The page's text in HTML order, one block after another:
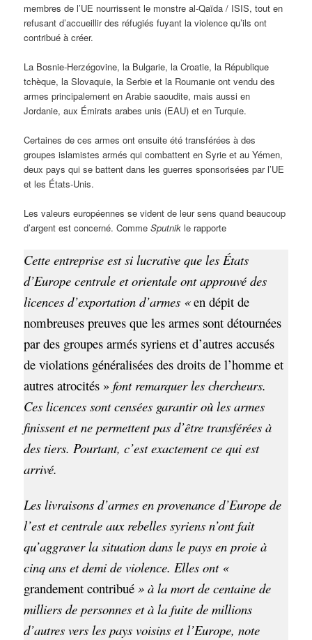
membres de l’UE nourrissent le monstre al-Qaïda / ISIS, tout en
refusant d’accueillir des réfugiés fuyant la violence qu’ils ont
contribué à créer.
La Bosnie-Herzégovine, la Bulgarie, la Croatie, la République
tchèque, la Slovaquie, la Serbie et la Roumanie ont vendu des
armes principalement en Arabie saoudite, mais aussi en
Jordanie, aux Émirats arabes unis (EAU) et en Turquie.
Certaines de ces armes ont ensuite été transférées à des
groupes islamistes armés qui combattent en Syrie et au Yémen,
deux pays qui se battent dans les guerres sponsorisées par l’UE
et les États-Unis.
Les valeurs européennes se vident de leur sens quand beaucoup
d’argent est concerné. CommeSputnik le rapporte
Cette entreprise est si lucrative que les États
d’Europe centrale et orientale ont approuvé des
licences d’exportation d’armes «en dépit de
nombreuses preuves que les armes sont détournées
par des groupes armés syriens et d’autres accusés
de violations généralisées des droits de l’homme et
autres atrocités » font remarquer les chercheurs.
Ces licences sont censées garantir où les armes
finissent et ne permettent pas d’être transférées à
des tiers. Pourtant, c’est exactement ce qui est
arrivé.
Les livraisons d’armes en provenance d’Europe de
l’est et centrale aux rebelles syriens n’ont fait
qu’aggraver la situation dans le pays en proie à
cinq ans et demi de violence. Elles ont «
grandement contribué» à la mort de centaine de
milliers de personnes et à la fuite de millions
d’autres vers les pays voisins et l’Europe, note